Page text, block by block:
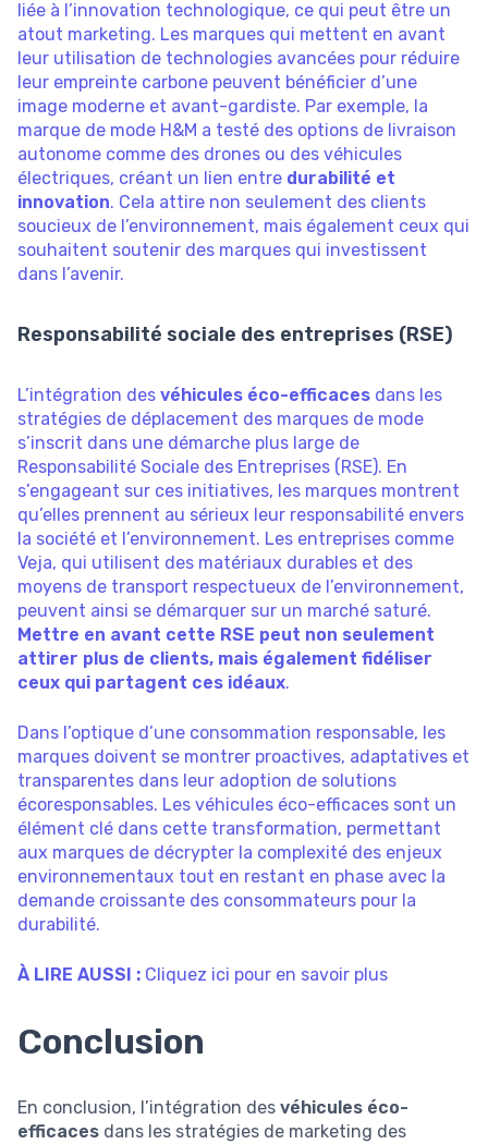
liée à l’innovation technologique, ce qui peut être un
atout marketing. Les marques qui mettent en avant
leur utilisation de technologies avancées pour réduire
leur empreinte carbone peuvent bénéficier d’une
image moderne et avant-gardiste. Par exemple, la
marque de mode H&M a testé des options de livraison
autonome comme des drones ou des véhicules
électriques, créant un lien entre durabilité et
innovation. Cela attire non seulement des clients
soucieux de l’environnement, mais également ceux qui
souhaitent soutenir des marques qui investissent
dans l’avenir.
Responsabilité sociale des entreprises (RSE)
L’intégration des véhicules éco-efficaces dans les
stratégies de déplacement des marques de mode
s’inscrit dans une démarche plus large de
Responsabilité Sociale des Entreprises (RSE). En
s’engageant sur ces initiatives, les marques montrent
qu’elles prennent au sérieux leur responsabilité envers
la société et l’environnement. Les entreprises comme
Veja, qui utilisent des matériaux durables et des
moyens de transport respectueux de l’environnement,
peuvent ainsi se démarquer sur un marché saturé.
Mettre en avant cette RSE peut non seulement
attirer plus de clients, mais également fidéliser
ceux qui partagent ces idéaux.
Dans l’optique d’une consommation responsable, les
marques doivent se montrer proactives, adaptatives et
transparentes dans leur adoption de solutions
écoresponsables. Les véhicules éco-efficaces sont un
élément clé dans cette transformation, permettant
aux marques de décrypter la complexité des enjeux
environnementaux tout en restant en phase avec la
demande croissante des consommateurs pour la
durabilité.
À LIRE AUSSI : Cliquez ici pour en savoir plus
Conclusion
En conclusion, l’intégration des véhicules éco-
efficaces dans les stratégies de marketing des